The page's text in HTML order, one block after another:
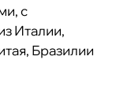
с
Италии,
Бразилии